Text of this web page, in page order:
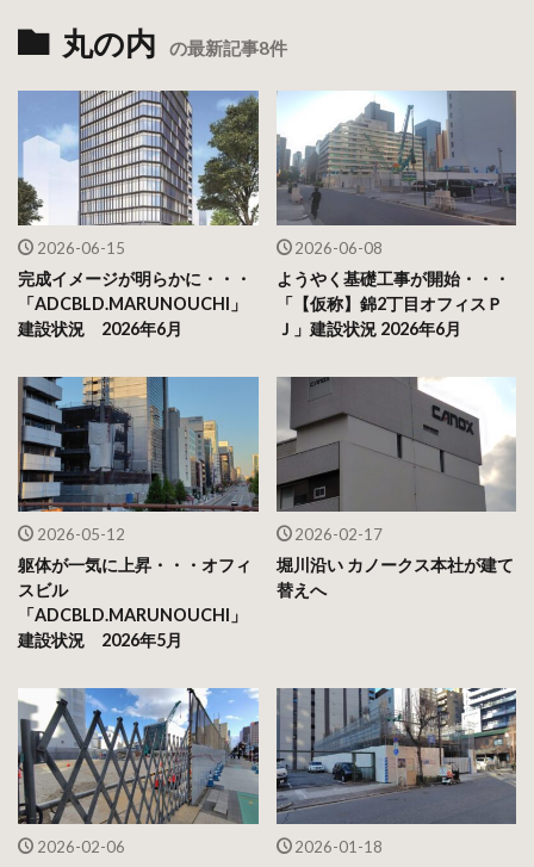
丸の内 の最新記事8件
2026-06-15
完成イメージが明らかに・・・
「ADCBLD.MARUNOUCHI」
建設状況 2026年6月
2026-06-08
ようやく基礎工事が開始・・・
「【仮称】錦2丁目オフィスＰ
Ｊ」建設状況 2026年6月
2026-05-12
躯体が一気に上昇・・・オフィ
スビル
「ADCBLD.MARUNOUCHI」
建設状況 2026年5月
2026-02-17
堀川沿い カノークス本社が建て
替えへ
2026-02-06 2026-01-18